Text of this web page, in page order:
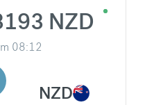
NZD
08:12
NZD